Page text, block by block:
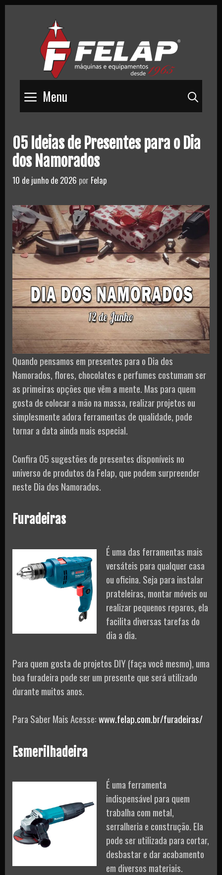
Menu
05 Ideias de Presentes para o Dia
dos Namorados
10 de junho de 2026 por Felap
Quando pensamos em presentes para o Dia dos
Namorados, flores, chocolates e perfumes costumam ser
as primeiras opções que vêm a mente. Mas para quem
gosta de colocar a mão na massa, realizar projetos ou
simplesmente adora ferramentas de qualidade, pode
tornar a data ainda mais especial.
Confira 05 sugestões de presentes disponíveis no
universo de produtos da Felap, que podem surpreender
neste Dia dos Namorados.
Furadeiras
É uma das ferramentas mais
versáteis para qualquer casa
ou oficina. Seja para instalar
prateleiras, montar móveis ou
realizar pequenos reparos, ela
facilita diversas tarefas do
dia a dia.
Para quem gosta de projetos DIY (faça você mesmo), uma
boa furadeira pode ser um presente que será utilizado
durante muitos anos.
Para Saber Mais Acesse:www.felap.com.br/furadeiras/
Esmerilhadeira
É uma ferramenta
indispensável para quem
trabalha com metal,
serralheria e construção. Ela
pode ser utilizada para cortar,
desbastar e dar acabamento
em diversos materiais.